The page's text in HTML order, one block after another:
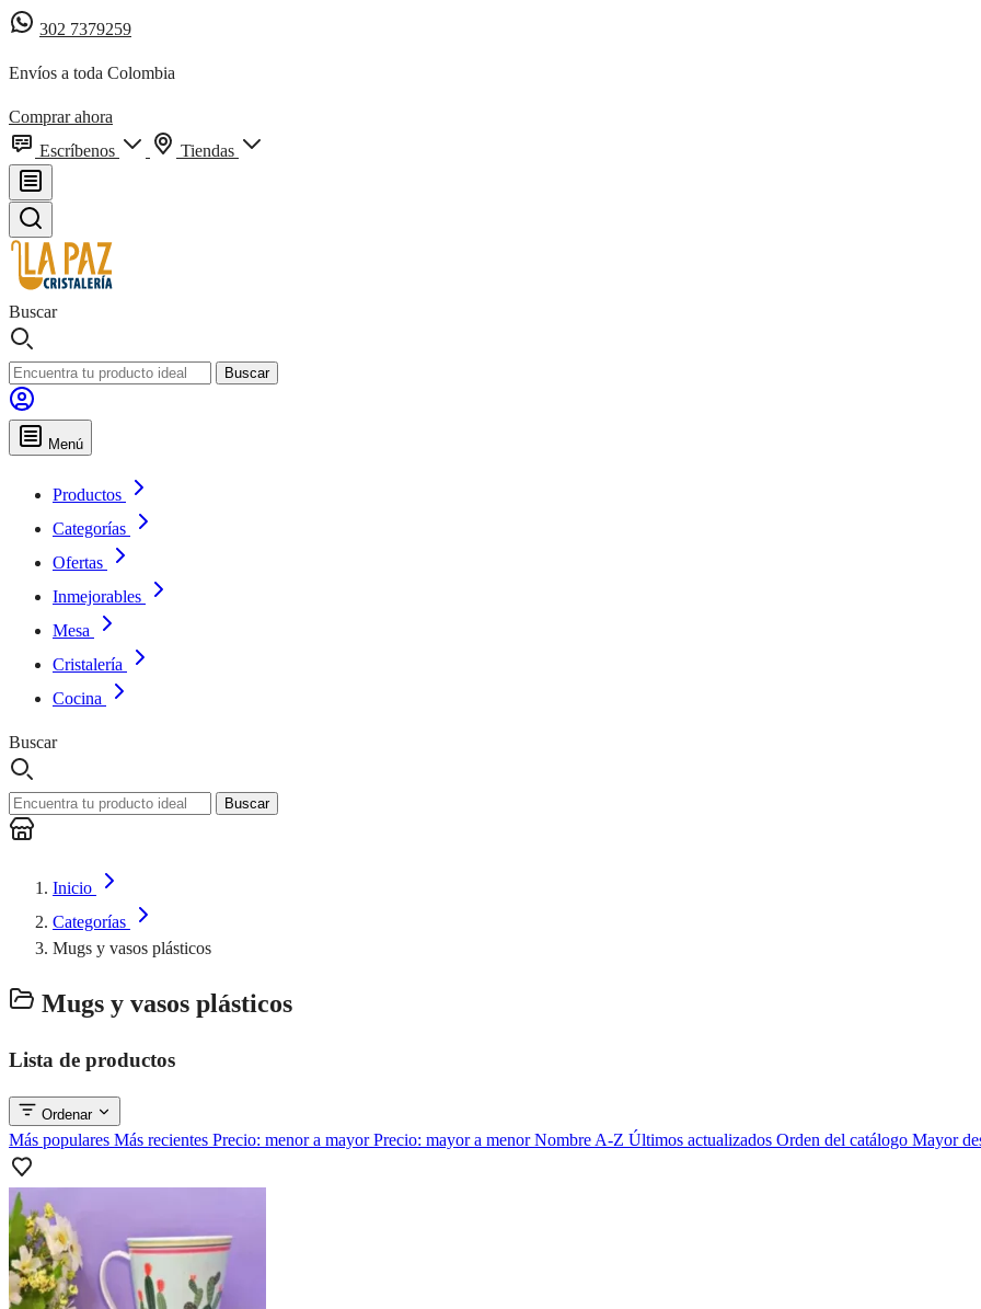
302 7379259
Envíos a toda Colombia
Comprar ahora
Escríbenos
Tiendas
Buscar
Buscar
Menú
Productos
Categorías
Ofertas
Inmejorables
Mesa
Cristalería
Cocina
Buscar
Buscar
Inicio
Categorías
Mugs y vasos plásticos
Mugs y vasos plásticos
Lista de productos
Ordenar
Más populares Más recientes Precio: menor a mayorPrecio: mayor a menorNombre A-Z Últimos actualizados Orden del catálogo Mayor